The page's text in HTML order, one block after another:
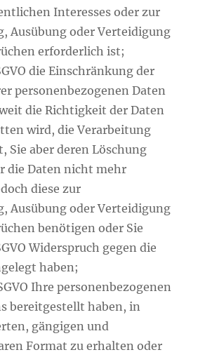
Interesses oder zur
Ausübung oder Verteidigung
erforderlich ist;
die Einschränkung der
personenbezogenen Daten
die Richtigkeit der Daten
wird, die Verarbeitung
Sie aber deren Löschung
die Daten nicht mehr
diese zur
Ausübung oder Verteidigung
benötigen oder Sie
Widerspruch gegen die
haben;
Ihre personenbezogenen
bereitgestellt haben, in
gängigen und
Format zu erhalten oder